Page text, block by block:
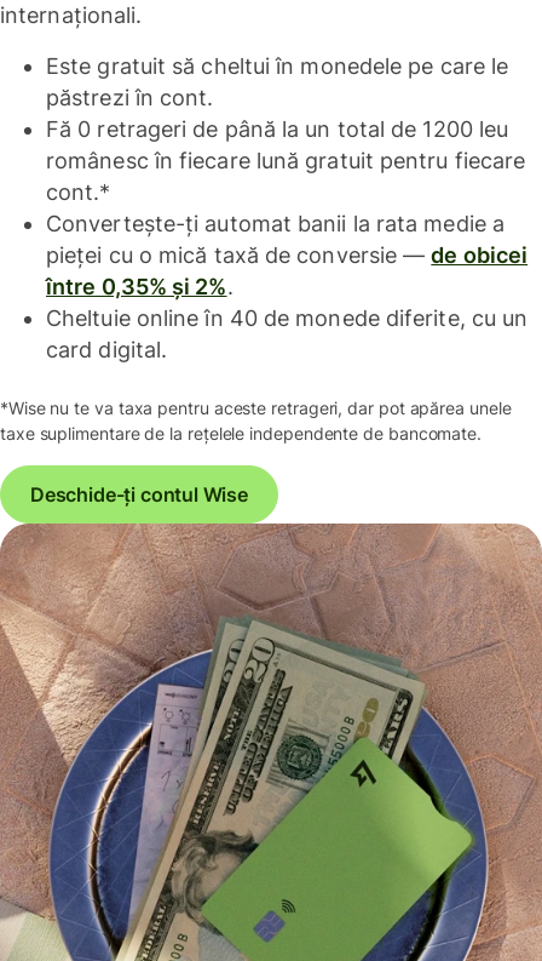
internaționali.
Este gratuit să cheltui în monedele pe care le
păstrezi în cont.
Fă 0 retrageri de până la un total de 1200 leu
românesc în fiecare lună gratuit pentru fiecare
cont.*
Convertește-ți automat banii la rata medie a
pieței cu o mică taxă de conversie —de obicei
între 0,35% și 2%.
Cheltuie online în 40 de monede diferite, cu un
card digital.
*Wise nu te va taxa pentru aceste retrageri, dar pot apărea unele
taxe suplimentare de la rețelele independente de bancomate.
Deschide-ți contul Wise